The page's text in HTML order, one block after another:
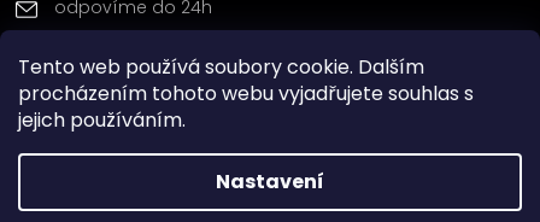
Tento web používá soubory cookie. Dalším
procházením tohoto webu vyjadřujete souhlas s
jejich používáním.
Nastavení
Doprava a platba
Vytvořil Shoptet